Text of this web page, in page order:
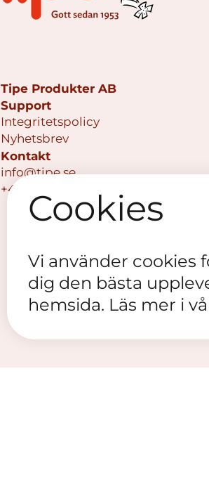
Tipe Produkter AB
Support
Integritetspolicy
Nyhetsbrev
Kontakt
info@tipe.se
+468 - 795 80 11
Cookies
Vi använder cookies
dig den bästa
hemsida. Läs mer i